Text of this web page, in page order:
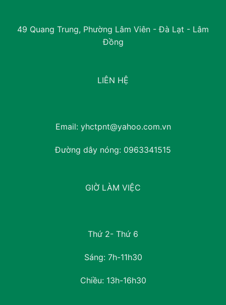
49 Quang Trung, Phường Lâm Viên - Đà Lạt - Lâm
Đồng
LIÊN HỆ
Email: yhctpnt@yahoo.com.vn
Đường dây nóng: 0963341515
GIỜ LÀM VIỆC
Thứ 2- Thứ 6
Sáng: 7h-11h30
Chiều: 13h-16h30